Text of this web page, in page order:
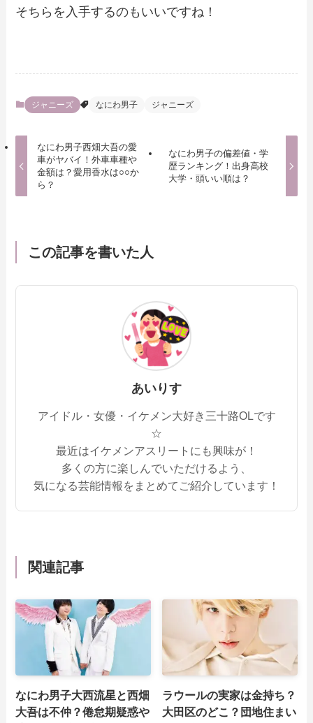
そちらを入手するのもいいですね！
ジャニーズ なにわ男子 ジャニーズ
なにわ男子西畑大吾の愛
車がヤバイ！外車車種や
金額は？愛用香水は○○か
ら？
なにわ男子の偏差値・学
歴ランキング！出身高校
大学・頭いい順は？
この記事を書いた人
あいりす
アイドル・女優・イケメン大好き三十路OLです
☆
最近はイケメンアスリートにも興味が！
多くの方に楽しんでいただけるよう、
気になる芸能情報をまとめてご紹介しています！
関連記事
なにわ男子大西流星と西畑
大吾は不仲？倦怠期疑惑や
ラウールの実家は金持ち？
大田区のどこ？団地住まい